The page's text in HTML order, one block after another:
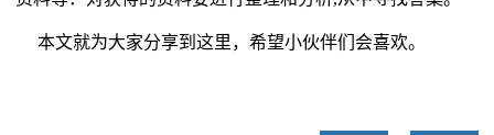
本文就为大家分享到这里，希望小伙伴们会喜欢。